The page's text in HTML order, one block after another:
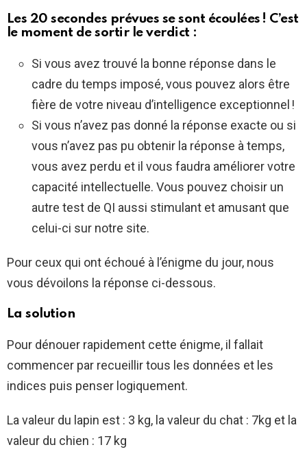
Les 20 secondes prévues se sont écoulées ! C’est
le moment de sortir le verdict :
Si vous avez trouvé la bonne réponse dans le
cadre du temps imposé, vous pouvez alors être
fière de votre niveau d’intelligence exceptionnel !
Si vous n’avez pas donné la réponse exacte ou si
vous n’avez pas pu obtenir la réponse à temps,
vous avez perdu et il vous faudra améliorer votre
capacité intellectuelle. Vous pouvez choisir un
autre test de QI aussi stimulant et amusant que
celui-ci sur notre site.
Pour ceux qui ont échoué à l’énigme du jour, nous
vous dévoilons la réponse ci-dessous.
La solution
Pour dénouer rapidement cette énigme, il fallait
commencer par recueillir tous les données et les
indices puis penser logiquement.
La valeur du lapin est : 3 kg, la valeur du chat : 7kg et la
valeur du chien : 17 kg